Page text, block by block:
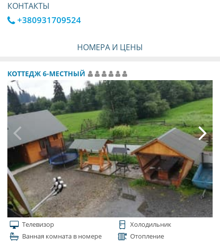
КОНТАКТЫ
+380931709524
НОМЕРА И ЦЕНЫ
КОТТЕДЖ 6-МЕСТНЫЙ
Телевизор
Холодильник
Ванная комната в номере
Отопление